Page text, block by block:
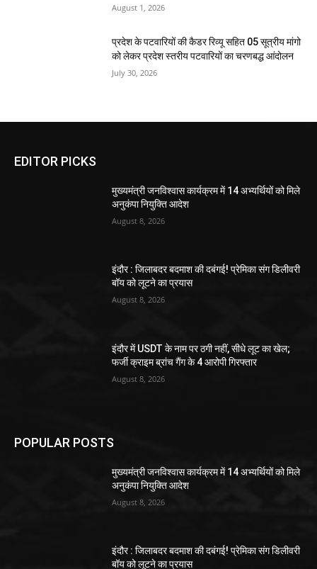
August 1, 2026
प्रदेश के पटवारियों की कैडर रिव्यू सहित 05 सूत्रीय मांगो
को लेकर प्रदेश स्तरीय पटवारियों का चरणबद्ध आंदोलन
July 30, 2026
EDITOR PICKS
मुख्यमंत्री जनविश्वास कार्यक्रम में 14 अभ्यर्थियों को मिले
अनुकंपा नियुक्ति आदेश
August 8, 2026
इंदौर : जिलाबदर बदमाश की दबंगई! प्रेमिका संग डिलीवरी
बॉय को लूटने का प्रयास
August 8, 2026
इंदौर में USDT के नाम पर ठगी नहीं, सीधे लूट का खेल;
फर्जी क्राइम ब्रांच गैंग के 4 आरोपी गिरफ्तार
August 8, 2026
POPULAR POSTS
मुख्यमंत्री जनविश्वास कार्यक्रम में 14 अभ्यर्थियों को मिले
अनुकंपा नियुक्ति आदेश
August 8, 2026
इंदौर : जिलाबदर बदमाश की दबंगई! प्रेमिका संग डिलीवरी
बॉय को लूटने का प्रयास